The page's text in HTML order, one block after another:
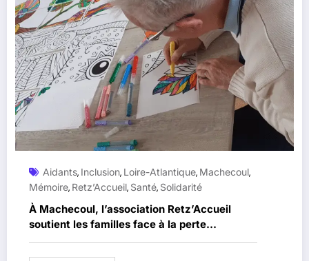
Aidants, Inclusion, Loire-Atlantique, Machecoul,
Mémoire, Retz’Accueil, Santé, Solidarité
À Machecoul, l’association Retz’Accueil
soutient les familles face à la perte
d’autonomie